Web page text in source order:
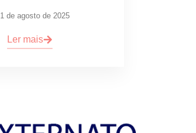
1 de agosto de 2025
Ler mais